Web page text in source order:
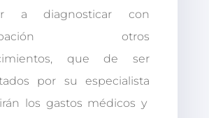
a diagnosticar con
otros
que de ser
por su especialista
los gastos médicos y